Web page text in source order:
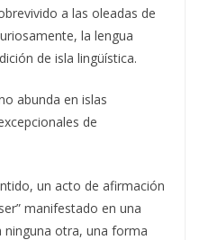
a las oleadas de
la lengua
de isla lingüística.
abunda en islas
de
un acto de afirmación
manifestado en una
ninguna otra, una forma